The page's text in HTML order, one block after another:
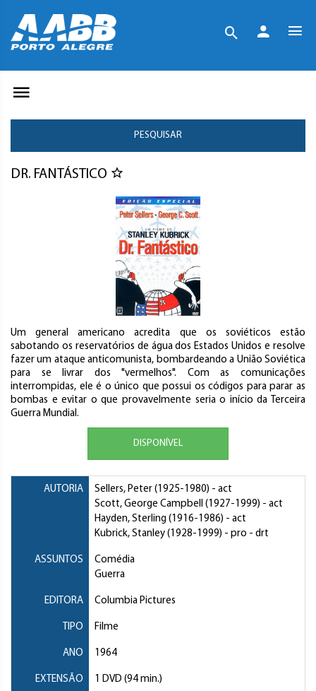
PESQUISAR
DR. FANTÁSTICO
Um general americano acredita que os soviéticos estão
sabotando os reservatórios de água dos Estados Unidos e resolve
fazer um ataque anticomunista, bombardeando a União Soviética
para se livrar dos "vermelhos". Com as comunicações
interrompidas, ele é o único que possui os códigos para parar as
bombas e evitar o que provavelmente seria o início da Terceira
Guerra Mundial.
DISPONÍVEL
AUTORIA Sellers, Peter (1925-1980) - act
Scott, George Campbell (1927-1999) - act
Hayden, Sterling (1916-1986) - act
Kubrick, Stanley (1928-1999) - pro - drt
ASSUNTOS
Comédia
Guerra
EDITORA Columbia Pictures
TIPO Filme
ANO 1964
EXTENSÃO 1 DVD (94 min.)